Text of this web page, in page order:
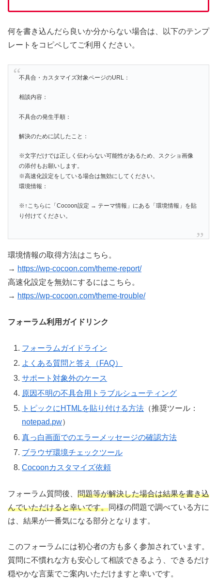
何を書き込んだら良いか分からない場合は、以下のテンプ
レートをコピペしてご利用ください。
不具合・カスタマイズ対象ページのURL：
相談内容：
不具合の発生手順：
解決のために試したこと：
※文字だけでは正しく伝わらない可能性があるため、スクショ画像
の添付もお願いします。
※高速化設定をしている場合は無効にしてください。
環境情報：
※↑こちらに「Cocoon設定 → テーマ情報」にある「環境情報」を貼
り付けてください。
環境情報の取得方法はこちら。
→ https://wp-cocoon.com/theme-report/
高速化設定を無効にするにはこちら。
→ https://wp-cocoon.com/theme-trouble/
フォーラム利用ガイドリンク
フォーラムガイドライン
よくある質問と答え（FAQ）
サポート対象外のケース
原因不明の不具合用トラブルシューティング
トピックにHTMLを貼り付ける方法 （推奨ツール：
notepad.pw）
真っ白画面でのエラーメッセージの確認方法
ブラウザ環境チェックツール
Cocoonカスタマイズ依頼
フォーラム質問後、 問題等が解決した場合は結果を書き込
んでいただけると幸いです。同様の問題で調べている方に
は、結果が一番気になる部分となります。
このフォーラムには初心者の方も多く参加されています。
質問に不慣れな方も安心して相談できるよう、できるだけ
穏やかな言葉でご案内いただけますと幸いです。